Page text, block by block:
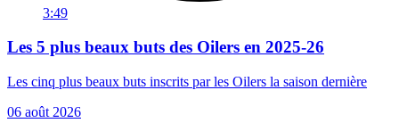
3:49
Les 5 plus beaux buts des Oilers en 2025-26
Les cinq plus beaux buts inscrits par les Oilers la saison dernière
06 août 2026